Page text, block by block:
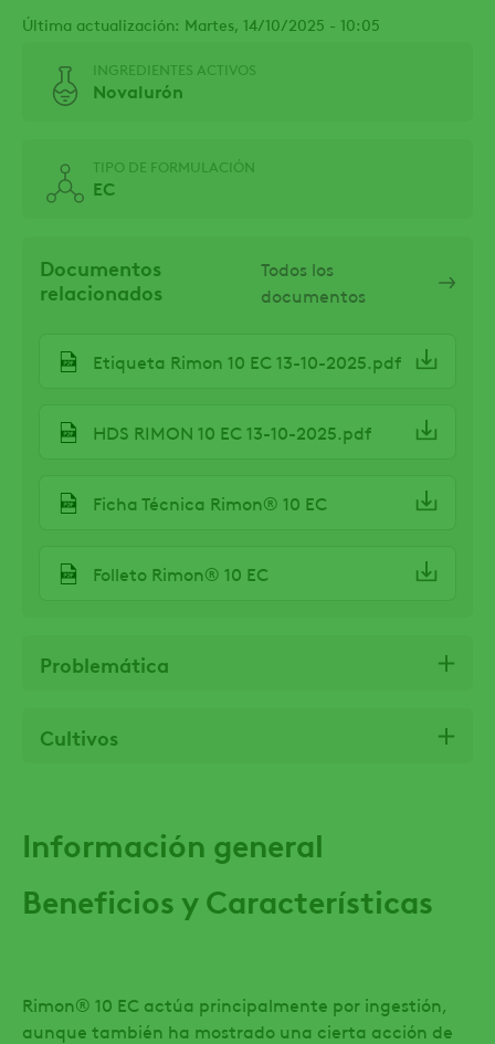
Última actualización: Martes, 14/10/2025 - 10:05
Información general
Beneficios y Características
Rimon® 10 EC actúa principalmente por ingestión,
aunque también ha mostrado una cierta acción de
INGREDIENTES ACTIVOS
Novalurón
TIPO DE FORMULACIÓN
EC
Documentos
relacionados
Todos los
documentos
Etiqueta Rimon 10 EC 13-10-2025.pdf
HDS RIMON 10 EC 13-10-2025.pdf
Ficha Técnica Rimon® 10 EC
Folleto Rimon® 10 EC
Problemática
Cultivos